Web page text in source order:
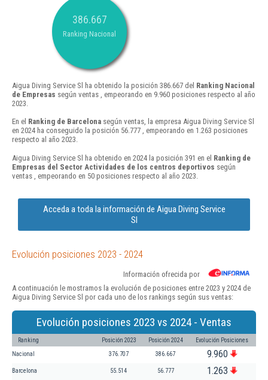
386.667
Ranking Nacional
Aigua Diving Service Sl ha obtenido la posición 386.667 del Ranking Nacional
de Empresas según ventas , empeorando en 9.960 posiciones respecto al año
2023.
En el Ranking de Barcelona según ventas, la empresa Aigua Diving Service Sl
en 2024 ha conseguido la posición 56.777 , empeorando en 1.263 posiciones
respecto al año 2023.
Aigua Diving Service Sl ha obtenido en 2024 la posición 391 en el Ranking de
Empresas del Sector Actividades de los centros deportivos según
ventas , empeorando en 50 posiciones respecto al año 2023.
Acceda a toda la información de Aigua Diving Service
Sl
Evolución posiciones 2023 - 2024
Información ofrecida por
A continuación le mostramos la evolución de posiciones entre 2023 y 2024 de
Aigua Diving Service Sl por cada uno de los rankings según sus ventas:
Evolución posiciones 2023 vs 2024 - Ventas
Ranking Posición 2023 Posición 2024 Evolución Posiciones
Nacional 376.707 386.667 9.960
Barcelona 55.514 56.777 1.263